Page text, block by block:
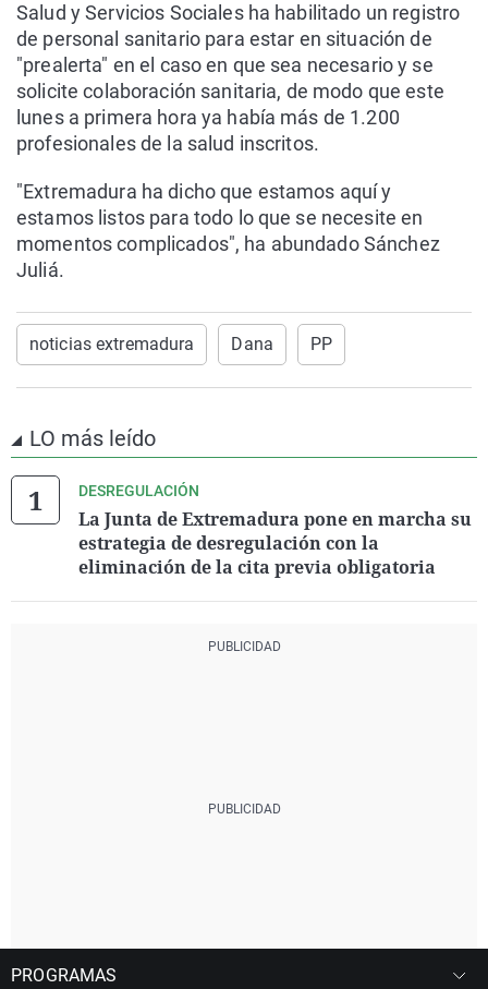
Salud y Servicios Sociales ha habilitado un registro
de personal sanitario para estar en situación de
"prealerta" en el caso en que sea necesario y se
solicite colaboración sanitaria, de modo que este
lunes a primera hora ya había más de 1.200
profesionales de la salud inscritos.
"Extremadura ha dicho que estamos aquí y
estamos listos para todo lo que se necesite en
momentos complicados", ha abundado Sánchez
Juliá.
noticias extremadura Dana PP
LO más leído
DESREGULACIÓN
La Junta de Extremadura pone en marcha su
estrategia de desregulación con la
eliminación de la cita previa obligatoria
PROGRAMAS